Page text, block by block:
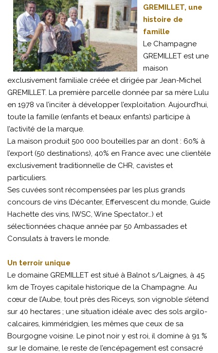
GREMILLET, une
histoire de
famille
Le Champagne
GREMILLET est une
maison
exclusivement familiale créée et dirigée par Jean-Michel
GREMILLET. La première parcelle donnée par sa mère Lulu
en 1978 va l’inciter à développer l’exploitation. Aujourd’hui,
toute la famille (enfants et beaux enfants) participe à
l’activité de la marque.
La maison produit 500 000 bouteilles par an dont : 60% à
l’export (50 destinations), 40% en France avec une clientèle
exclusivement traditionnelle de CHR, cavistes et
particuliers.
Ses cuvées sont récompensées par les plus grands
concours de vins (Décanter, Effervescent du monde, Guide
Hachette des vins, IWSC, Wine Spectator…) et
sélectionnées chaque année par 50 Ambassades et
Consulats à travers le monde.
Un terroir unique
Le domaine GREMILLET est situé à Balnot s/Laignes, à 45
km de Troyes capitale historique de la Champagne. Au
cœur de l’Aube, tout près des Riceys, son vignoble s’étend
sur 40 hectares ; une situation idéale avec des sols argilo-
calcaires, kimméridgien, les mêmes que ceux de sa
Bourgogne voisine. Le pinot noir y est roi, il domine à 91 %
sur le domaine, le reste de l’encépagement est consacré